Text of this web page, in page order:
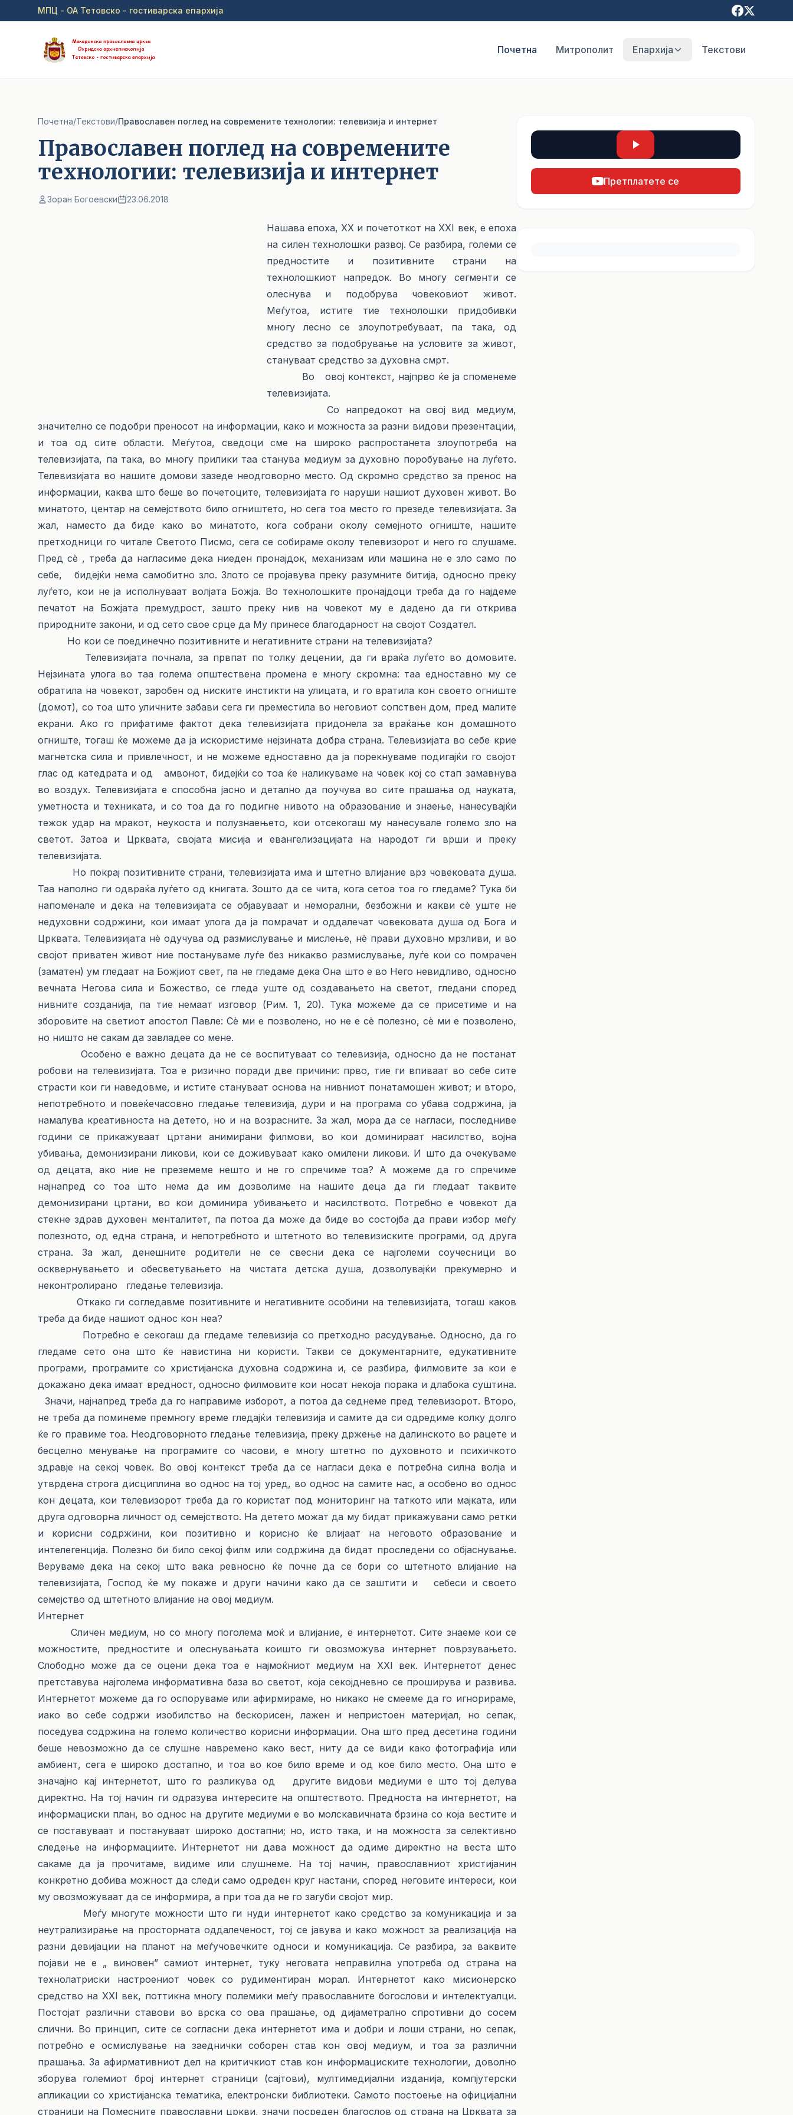
Прејди на главна содржина
МПЦ - ОА Тетовско - гостиварска епархија
Почетна Митрополит Епархија Текстови
Почетна/Текстови/Православен поглед на современите технологии: телевизија и интернет
Православен поглед на современите
технологии: телевизија и интернет
Зоран Богоевски 23.06.2018
Нашава епоха, XX и почетоткот на XXI век, е епоха
на силен технолошки развој. Се разбира, големи се
предностите и позитивните страни на
технолошкиот напредок. Во многу сегменти се
олеснува и подобрува човековиот живот.
Меѓутоа, истите тие технолошки придобивки
многу лесно се злоупотребуваат, па така, од
средство за подобрување на условите за живот,
стануваат средство за духовна смрт.
Во овој контекст, најпрво ќе ја споменеме
телевизијата.
Со напредокот на овој вид медиум,
значително се подобри преносот на информации, како и можноста за разни видови презентации,
и тоа од сите области. Меѓутоа, сведоци сме на широко распростанета злоупотреба на
телевизијата, па така, во многу прилики таа станува медиум за духовно поробување на луѓето.
Телевизијата во нашите домови зазеде неодговорно место. Од скромно средство за пренос на
информации, каква што беше во почетоците, телевизијата го наруши нашиот духовен живот. Во
минатото, центар на семејството било огништето, но сега тоа место го презеде телевизијата. За
жал, наместо да биде како во минатото, кога собрани околу семејното огниште, нашите
претходници го читале Светото Писмо, сега се собираме околу телевизорот и него го слушаме.
Пред сè , треба да нагласиме дека ниеден пронајдок, механизам или машина не е зло само по
себе, бидејќи нема самобитно зло. Злото се пројавува преку разумните битија, односно преку
луѓето, кои не ја исполнуваат волјата Божја. Во технолошките пронајдоци треба да го најдеме
печатот на Божјата премудрост, зашто преку нив на човекот му е дадено да ги открива
природните закони, и од сето свое срце да Му принесе благодарност на својот Создател.
Но кои се поединечно позитивните и негативните страни на телевизијата?
Телевизијата почнала, за првпат по толку децении, да ги враќа луѓето во домовите.
Нејзината улога во таа голема општествена промена е многу скромна: таа едноставно му се
обратила на човекот, заробен од ниските инстикти на улицата, и го вратила кон своето огниште
(домот), со тоа што уличните забави сега ги преместила во неговиот сопствен дом, пред малите
екрани. Ако го прифатиме фактот дека телевизијата придонела за враќање кон домашното
огниште, тогаш ќе можеме да ја искористиме нејзината добра страна. Телевизијата во себе крие
магнетска сила и привлечност, и не можеме едноставно да ја порекнуваме подигајќи го својот
глас од катедрата и од амвонот, бидејќи со тоа ќе наликуваме на човек кој со стап замавнува
во воздух. Телевизијата е способна јасно и детално да поучува во сите прашања од науката,
уметноста и техниката, и со тоа да го подигне нивото на образование и знаење, нанесувајќи
тежок удар на мракот, неукоста и полузнаењето, кои отсекогаш му нанесувале големо зло на
светот. Затоа и Црквата, својата мисија и евангелизацијата на народот ги врши и преку
телевизијата.
Но покрај позитивните страни, телевизијата има и штетно влијание врз човековата душа.
Таа наполно ги одвраќа луѓето од книгата. Зошто да се чита, кога сетоа тоа го гледаме? Тука би
напоменале и дека на телевизијата се објавуваат и неморални, безбожни и какви сè уште не
недуховни содржини, кои имаат улога да ја помрачат и оддалечат човековата душа од Бога и
Црквата. Телевизијата нè одучува од размислување и мислење, нè прави духовно мрзливи, и во
својот приватен живот ние постануваме луѓе без никакво размислување, луѓе кои со помрачен
(заматен) ум гледаат на Божјиот свет, па не гледаме дека Она што е во Него невидливо, односно
вечната Негова сила и Божество, се гледа уште од создавањето на светот, гледани според
нивните созданија, па тие немаат изговор (Рим. 1, 20). Тука можеме да се присетиме и на
зборовите на светиот апостол Павле: Сè ми е позволено, но не е сè полезно, сè ми е позволено,
но ништо не сакам да завладее со мене.
Особено е важно децата да не се воспитуваат со телевизија, односно да не постанат
робови на телевизијата. Тоа е ризично поради две причини: прво, тие ги впиваат во себе сите
страсти кои ги наведовме, и истите стануваат основа на нивниот понатамошен живот; и второ,
непотребното и повеќечасовно гледање телевизија, дури и на програма со убава содржина, ја
намалува креативноста на детето, но и на возрасните. За жал, мора да се нагласи, последниве
години се прикажуваат цртани анимирани филмови, во кои доминираат насилство, војна
убивања, демонизирани ликови, кои се доживуваат како омилени ликови. И што да очекуваме
од децата, ако ние не преземеме нешто и не го спречиме тоа? А можеме да го спречиме
најнапред со тоа што нема да им дозволиме на нашите деца да ги гледаат таквите
демонизирани цртани, во кои доминира убивањето и насилството. Потребно е човекот да
стекне здрав духовен менталитет, па потоа да може да биде во состојба да прави избор меѓу
полезното, од една страна, и непотребното и штетното во телевизиските програми, од друга
страна. За жал, денешните родители не се свесни дека се најголеми соучесници во
осквернувањето и обесветувањето на чистата детска душа, дозволувајќи прекумерно и
неконтролирано гледање телевизија.
Откако ги согледавме позитивните и негативните особини на телевизијата, тогаш каков
треба да биде нашиот однос кон неа?
Потребно е секогаш да гледаме телевизија со претходно расудување. Односно, да го
гледаме сето она што ќе навистина ни користи. Такви се документарните, едукативните
програми, програмите со христијанска духовна содржина и, се разбира, филмовите за кои е
докажано дека имаат вредност, односно филмовите кои носат некоја порака и длабока суштина.
Значи, најнапред треба да го направиме изборот, а потоа да седнеме пред телевизорот. Второ,
не треба да поминеме премногу време гледајќи телевизија и самите да си одредиме колку долго
ќе го правиме тоа. Неодговорното гледање телевизија, преку држење на далинското во рацете и
бесцелно менување на програмите со часови, е многу штетно по духовното и психичкото
здравје на секој човек. Во овој контекст треба да се нагласи дека е потребна силна волја и
утврдена строга дисциплина во однос на тој уред, во однос на самите нас, а особено во однос
кон децата, кои телевизорот треба да го користат под мониторинг на таткото или мајката, или
друга одговорна личност од семејството. На детето можат да му бидат прикажувани само ретки
и корисни содржини, кои позитивно и корисно ќе влијаат на неговото образование и
интелегенција. Полезно би било секој филм или содржина да бидат проследени со објаснување.
Веруваме дека на секој што вака ревносно ќе почне да се бори со штетното влијание на
телевизијата, Господ ќе му покаже и други начини како да се заштити и себеси и своето
семејство од штетното влијание на овој медиум.
Интернет
Сличен медиум, но со многу поголема моќ и влијание, е интернетот. Сите знаеме кои се
можностите, предностите и олеснувањата коишто ги овозможува интернет поврзувањето.
Слободно може да се оцени дека тоа е најмоќниот медиум на XXI век. Интернетот денес
претставува најголема информативна база во светот, која секојдневно се проширува и развива.
Интернетот можеме да го оспоруваме или афирмираме, но никако не смееме да го игнорираме,
иако во себе содржи изобилство на бескорисен, лажен и непристоен материјал, но сепак,
поседува содржина на големо количество корисни информации. Она што пред десетина години
беше невозможно да се слушне навремено како вест, ниту да се види како фотографија или
амбиент, сега е широко достапно, и тоа во кое било време и од кое било место. Она што е
значајно кај интернетот, што го разликува од другите видови медиуми е што тој делува
директно. На тој начин ги одразува интересите на општеството. Предноста на интернетот, на
информациски план, во однос на другите медиуми е во молскавичната брзина со која вестите и
се поставуваат и постануваат широко достапни; но, исто така, и на можноста за селективно
следење на информациите. Интернетот ни дава можност да одиме директно на веста што
сакаме да ја прочитаме, видиме или слушнеме. На тој начин, православниот христијанин
конкретно добива можност да следи само одреден круг настани, според неговите интереси, кои
му овозможуваат да се информира, а при тоа да не го загуби својот мир.
Меѓу многуте можности што ги нуди интернетот како средство за комуникација и за
неутрализирање на просторната оддалеченост, тој се јавува и како можност за реализација на
разни девијации на планот на меѓучовечките односи и комуникација. Се разбира, за ваквите
појави не е „ виновен” самиот интернет, туку неговата неправилна употреба од страна на
технолатриски настроениот човек со рудиментиран морал. Интернетот како мисионерско
средство на XXI век, поттикна многу полемики меѓу православните богослови и интелектуалци.
Постојат различни ставови во врска со ова прашање, од дијаметрално спротивни до сосем
слични. Во принцип, сите се согласни дека интернетот има и добри и лоши страни, но сепак,
потребно е осмислување на заеднички соборен став кон овој медиум, и тоа за различни
прашања. За афирмативниот дел на критичкиот став кон информациските технологии, доволно
зборува големиот број интернет страници (сајтови), мултимедијални изданија, компјутерски
апликации со христијанска тематика, електронски библиотеки. Самото постоење на официјални
страници на Помесните православни цркви, значи посреден благослов од страна на Црквата за
Претплатете се